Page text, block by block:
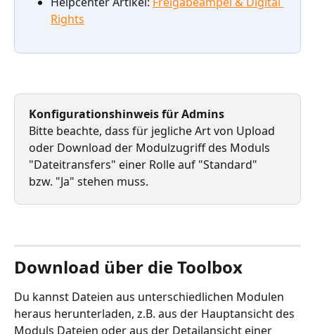
Rights
Konfigurationshinweis für Admins
Bitte beachte, dass für jegliche Art von Upload
oder Download der Modulzugriff des Moduls
"Dateitransfers" einer Rolle auf "Standard"
bzw. "Ja" stehen muss.
Download über die Toolbox
Du kannst Dateien aus unterschiedlichen Modulen
heraus herunterladen, z.B. aus der Hauptansicht des
Moduls Dateien oder aus der Detailansicht einer